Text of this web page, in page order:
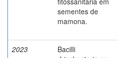
sementes de
mamona.
2023
Bacilli